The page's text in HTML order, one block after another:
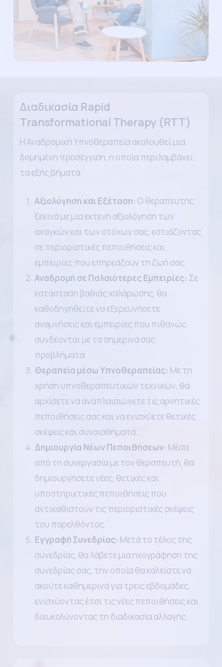
Διαδικασία Rapid
Transformational Therapy (RTT)
Η Αναδρομική Υπνοθεραπεία ακολουθεί μια
δομημένη προσέγγιση, η οποία περιλαμβάνει
τα εξής βήματα:
Αξιολόγηση και Εξέταση: Ο θεραπευτής
ξεκινά με μια εκτενή αξιολόγηση των
αναγκών και των στόχων σας, εστιάζοντας
σε περιοριστικές πεποιθήσεις και
εμπειρίες που επηρεάζουν τη ζωή σας.
Αναδρομή σε Παλαιότερες Εμπειρίες: Σε
κατάσταση βαθιάς χαλάρωσης, θα
καθοδηγηθείτε να εξερευνήσετε
αναμνήσεις και εμπειρίες που πιθανώς
συνδέονται με τα σημερινά σας
προβλήματα.
Θεραπεία μέσω Υπνοθεραπείας: Με τη
χρήση υπνοθεραπευτικών τεχνικών, θα
αρχίσετε να αναπλαισιώνετε τις αρνητικές
πεποιθήσεις σας και να ενισχύετε θετικές
σκέψεις και συναισθήματα.
Δημιουργία Νέων Πεποιθήσεων: Μέσα
από τη συνεργασία με τον θεραπευτή, θα
δημιουργήσετε νέες, θετικές και
υποστηρικτικές πεποιθήσεις που
αντικαθιστούν τις περιοριστικές σκέψεις
του παρελθόντος.
Εγγραφή Συνεδρίας: Μετά το τέλος της
συνεδρίας, θα λάβετε μια ηχογράφηση της
συνεδρίας σας, την οποία θα καλείστε να
ακούτε καθημερινά για τρεις εβδομάδες,
ενισχύοντας έτσι τις νέες πεποιθήσεις και
διευκολύνοντας τη διαδικασία αλλαγής.